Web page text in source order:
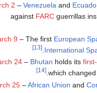
2 – Venezuela and
against FARCguerrillas
9 – The first European
International
.
[13]
24– Bhutan holds its
which
[14]
25–African Union and